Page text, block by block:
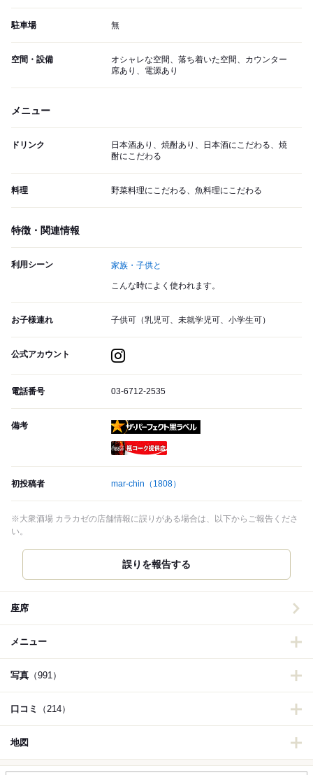
駐車場 無
空間・設備
オシャレな空間、落ち着いた空間、カウンター
席あり、電源あり
メニュー
ドリンク
日本酒あり、焼酎あり、日本酒にこだわる、焼
酎にこだわる
料理 野菜料理にこだわる、魚料理にこだわる
特徴・関連情報
利用シーン 家族・子供と
こんな時によく使われます。
お子様連れ 子供可（乳児可、未就学児可、小学生可）
公式アカウント
電話番号 03-6712-2535
備考
初投稿者 mar-chin （1808）
※大衆酒場 カラカゼの店舗情報に誤りがある場合は、以下からご報告くださ
い。
誤りを報告する
座席
メニュー
写真 （991）
口コミ （214）
地図